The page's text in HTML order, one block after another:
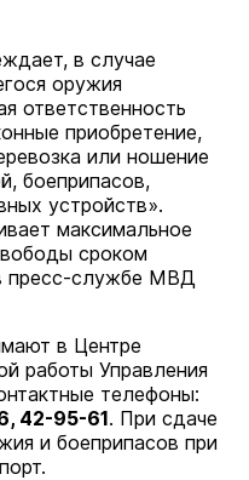
в случае
оружия
ответственность
приобретение,
или ношение
боеприпасов,
устройств».
максимальное
сроком
пресс-службе МВД
в Центре
работы Управления
телефоны:
42-95-61. При сдаче
и боеприпасов при